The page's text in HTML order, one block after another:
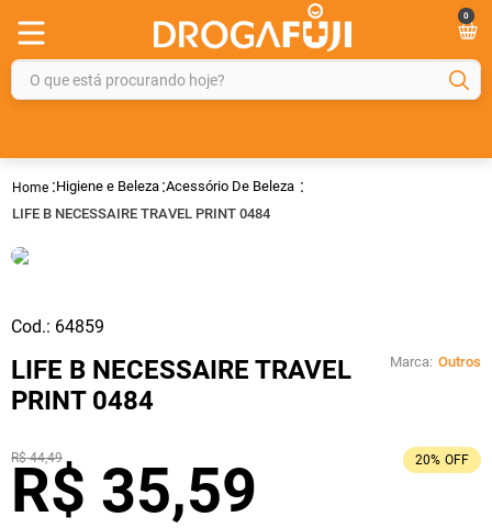
0
O que está procurando hoje?
Higiene e Beleza Acessório De Beleza
LIFE B NECESSAIRE TRAVEL PRINT 0484
Cod.: 64859
LIFE B NECESSAIRE TRAVEL
PRINT 0484
Marca: Outros
R$ 44,49
R$ 35,59 20% OFF
2 º
gelmax
3º
5º
protetor solar
6
shampoo
7º
dipirona
9º
tadalafila
10
lola